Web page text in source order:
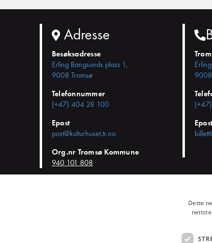
Adresse
Besøksadresse
Erling Bangsunds plass 1,
9008 Tromsø
Telefonnummer
(+47) 404 28 100
Epost
post@kulturhuset.tr.no
Org.nr Tromsø Kommune
940 101 808
Endre
Dette